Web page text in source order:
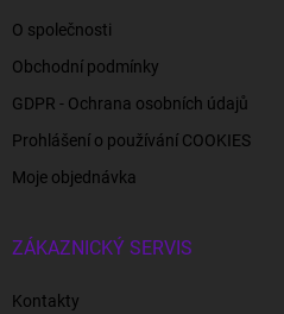
O společnosti
Obchodní podmínky
GDPR - Ochrana osobních údajů
Prohlášení o používání COOKIES
Moje objednávka
ZÁKAZNICKÝ SERVIS
Kontakty